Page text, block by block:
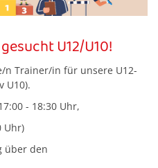
U12/U10!
n Trainer/in für unsere U12-
U10).
- 18:30 Uhr,
Uhr)
über den